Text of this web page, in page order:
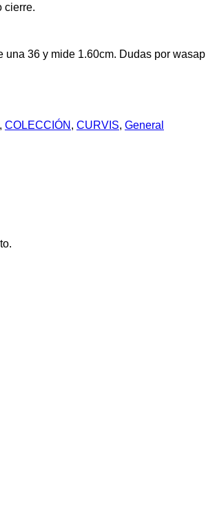
cierre.
una 36 y mide 1.60cm. Dudas por wasap
, COLECCIÓN , CURVIS, General